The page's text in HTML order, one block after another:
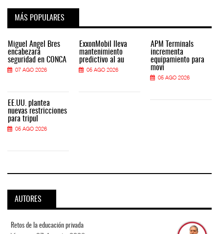
MÁS POPULARES
Miguel Ángel Bres
encabezará
seguridad en CONCA
07 AGO 2026
EE.UU. plantea
nuevas restricciones
para tripul
05 AGO 2026
ExxonMobil lleva
mantenimiento
predictivo al au
05 AGO 2026
APM Terminals
incrementa
equipamiento para
movi
05 AGO 2026
AUTORES
Retos de la educación privada